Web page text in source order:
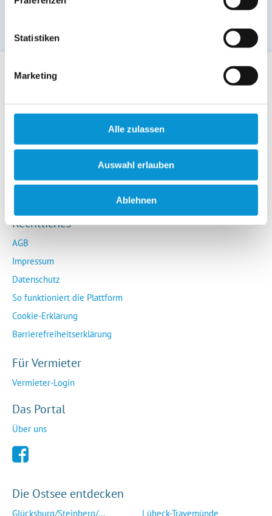
Statistiken
Marketing
Alle zulassen
Auswahl erlauben
Ablehnen
Für Gäste
Allgemeine Buchungsanfrage
Hotels / Pensionen
Urlaubsgesuche
Rechtliches
AGB
Impressum
Datenschutz
So funktioniert die Plattform
Cookie-Erklärung
Barrierefreiheitserklärung
Für Vermieter
Vermieter-Login
Das Portal
Über uns
Die Ostsee entdecken
Glücksburg/Steinberg/... Lübeck-Travemünde